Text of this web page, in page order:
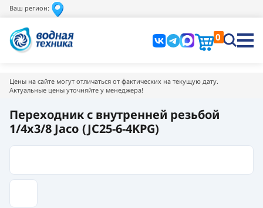
Ваш регион:
0
Цены на сайте могут отличаться от фактических на текущую дату.
Актуальные цены уточняйте у менеджера!
Переходник с внутренней резьбой
1/4х3/8 Jaco (JC25-6-4KPG)